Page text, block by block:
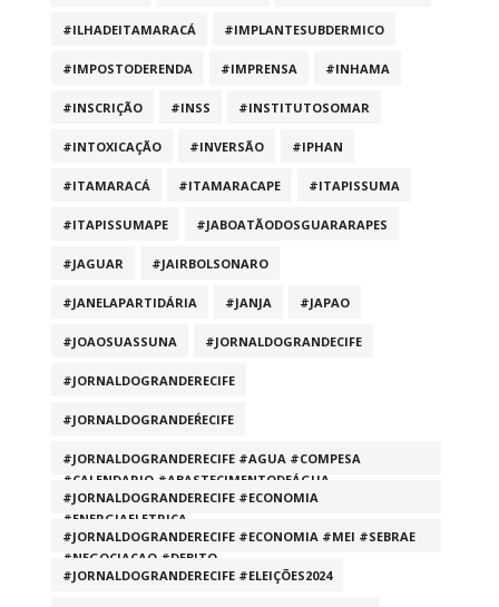
#ILHADEITAMARACÁ #IMPLANTESUBDERMICO
#IMPOSTODERENDA #IMPRENSA #INHAMA
#INSCRIÇÃO #INSS #INSTITUTOSOMAR
#INTOXICAÇÃO #INVERSÃO #IPHAN
#ITAMARACÁ #ITAMARACAPE #ITAPISSUMA
#ITAPISSUMAPE #JABOATÃODOSGUARARAPES
#JAGUAR #JAIRBOLSONARO
#JANELAPARTIDÁRIA #JANJA #JAPAO
#JOAOSUASSUNA #JORNALDOGRANDECIFE
#JORNALDOGRANDERECIFE
#JORNALDOGRANDEŔECIFE
#JORNALDOGRANDERECIFE #AGUA #COMPESA
#CALENDARIO #ABASTECIMENTODEÁGUA
#JORNALDOGRANDERECIFE #ECONOMIA
#ENERGIAELETRICA
#JORNALDOGRANDERECIFE #ECONOMIA #MEI #SEBRAE
#NEGOCIACAO #DEBITO
#JORNALDOGRANDERECIFE #ELEIÇÕES2024